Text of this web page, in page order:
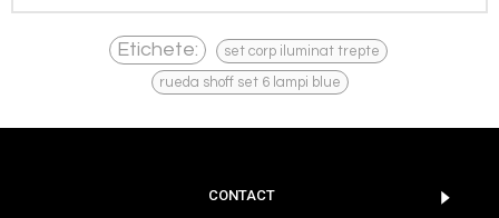
Etichete: set corp iluminat trepte ,
rueda shoff set 6 lampi blue
CONTACT